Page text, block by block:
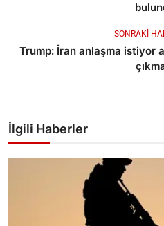
SONRAKI
Trump: İran anlaşma istiyor
İlgili Haberler